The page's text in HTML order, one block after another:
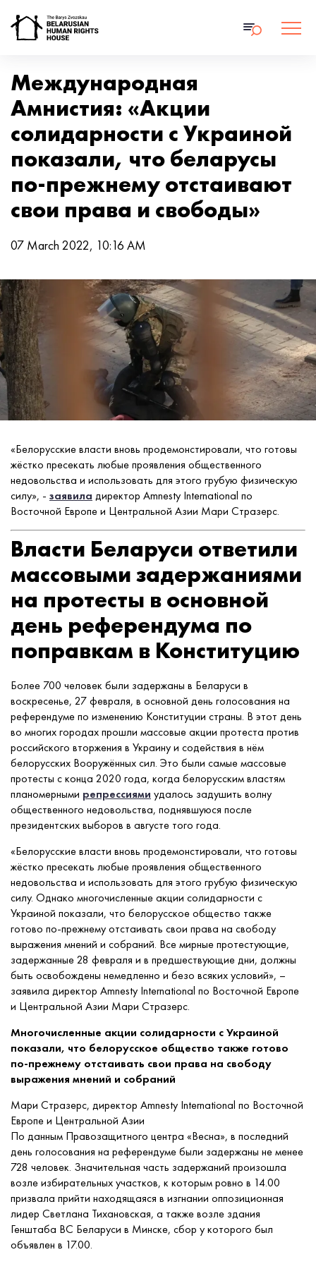
Международная
Амнистия: «Акции
солидарности с Украиной
показали, что беларусы
по-прежнему отстаивают
свои права и свободы»
07 March 2022, 10:16 AM
«Белорусские власти вновь продемонстировали, что готовы
жёстко пресекать любые проявления общественного
недовольства и использовать для этого грубую физическую
силу», - заявила директор Amnesty International по
Восточной Европе и Центральной Азии Мари Стразерс.
Власти Беларуси ответили
массовыми задержаниями
на протесты в основной
день референдума по
поправкам в Конституцию
Более 700 человек были задержаны в Беларуси в
воскресенье, 27 февраля, в основной день голосования на
референдуме по изменению Конституции страны. В этот день
во многих городах прошли массовые акции протеста против
российского вторжения в Украину и содействия в нём
белорусских Вооружённых сил. Это были самые массовые
протесты с конца 2020 года, когда белорусским властям
планомерными репрессиями удалось задушить волну
общественного недовольства, поднявшуюся после
президентских выборов в августе того года.
«Белорусские власти вновь продемонстировали, что готовы
жёстко пресекать любые проявления общественного
недовольства и использовать для этого грубую физическую
силу. Однако многочисленные акции солидарности с
Украиной показали, что белорусское общество также
готово по-прежнему отстаивать свои права на свободу
выражения мнений и собраний. Все мирные протестующие,
задержанные 28 февраля и в предшествующие дни, должны
быть освобождены немедленно и безо всяких условий», –
заявила директор Amnesty International по Восточной Европе
и Центральной Азии Мари Стразерс.
Многочисленные акции солидарности с Украиной
показали, что белорусское общество также готово
по-прежнему отстаивать свои права на свободу
выражения мнений и собраний
Мари Стразерс, директор Amnesty International по Восточной
Европе и Центральной Азии
По данным Правозащитного центра «Весна», в последний
день голосования на референдуме были задержаны не менее
728 человек. Значительная часть задержаний произошла
возле избирательных участков, к которым ровно в 14.00
призвала прийти находящаяся в изгнании оппозиционная
лидер Светлана Тихановская, а также возле здания
Генштаба ВС Беларуси в Минске, сбор у которого был
объявлен в 17.00.